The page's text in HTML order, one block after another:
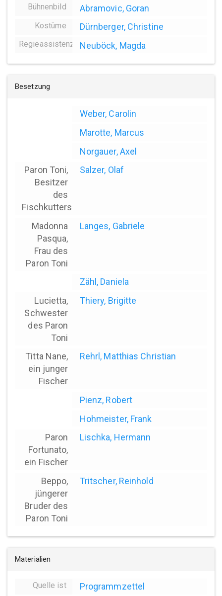
Bühnenbild Abramovic, Goran
Kostüme Dürnberger, Christine
Regieassistenz Neuböck, Magda
Besetzung
Weber, Carolin
Marotte, Marcus
Norgauer, Axel
Paron Toni,
Besitzer
des
Fischkutters
Salzer, Olaf
Madonna
Pasqua,
Frau des
Paron Toni
Langes, Gabriele
Zähl, Daniela
Lucietta,
Schwester
des Paron
Toni
Thiery, Brigitte
Titta Nane,
ein junger
Fischer
Rehrl, Matthias Christian
Pienz, Robert
Hohmeister, Frank
Paron
Fortunato,
ein Fischer
Lischka, Hermann
Beppo,
jüngerer
Bruder des
Paron Toni
Tritscher, Reinhold
Materialien
Quelle ist Programmzettel